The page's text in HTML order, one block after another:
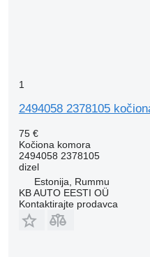
1
2494058 2378105
75 €
Kočiona komora
2494058 2378105
dizel
Estonija, Rummu
KB AUTO EESTI OÜ
Kontaktirajte prodavca